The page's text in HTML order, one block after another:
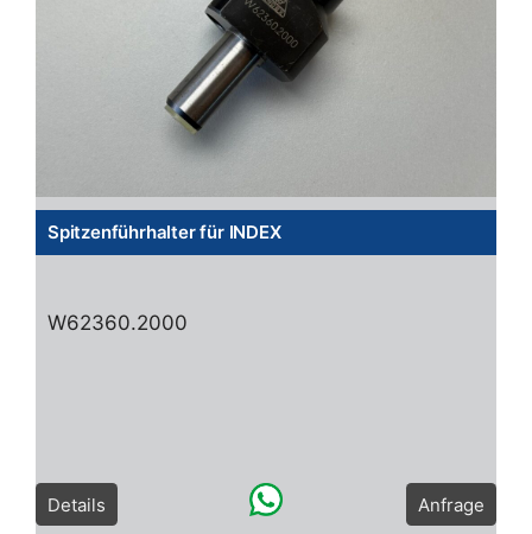
Spitzenführhalter für INDEX
W62360.2000
Details Anfrage